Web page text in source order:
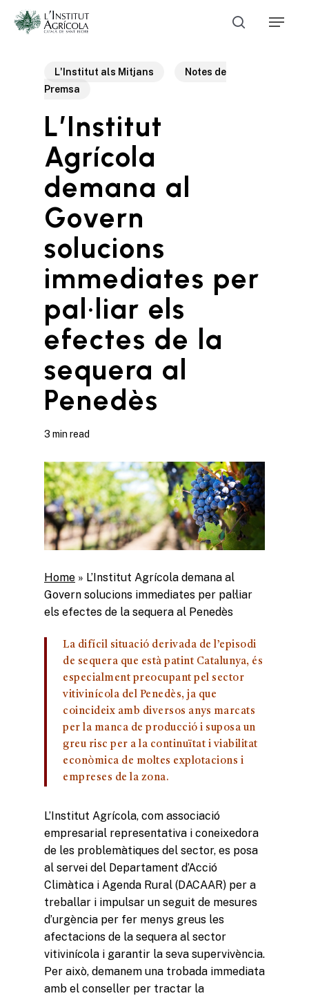
Skip
Cerca
Menu
L'Institut als Mitjans
Notes de
Premsa
L’Institut
Agrícola
demana al
Govern
solucions
immediates per
pal·liar els
efectes de la
sequera al
Penedès
3 min read
Home » L’Institut Agrícola demana al
Govern solucions immediates per pal·liar
els efectes de la sequera al Penedès
La difícil situació derivada de l’episodi
de sequera que està patint Catalunya, és
especialment preocupant pel sector
vitivinícola del Penedès, ja que
coincideix amb diversos anys marcats
per la manca de producció i suposa un
greu risc per a la continuïtat i viabilitat
econòmica de moltes explotacions i
empreses de la zona.
L’Institut Agrícola, com associació
empresarial representativa i coneixedora
de les problemàtiques del sector, es posa
al servei del Departament d’Acció
Climàtica i Agenda Rural (DACAAR) per a
treballar i impulsar un seguit de mesures
d’urgència per fer menys greus les
afectacions de la sequera al sector
vitivinícola i garantir la seva supervivència.
Per això, demanem una trobada immediata
amb el conseller per tractar la